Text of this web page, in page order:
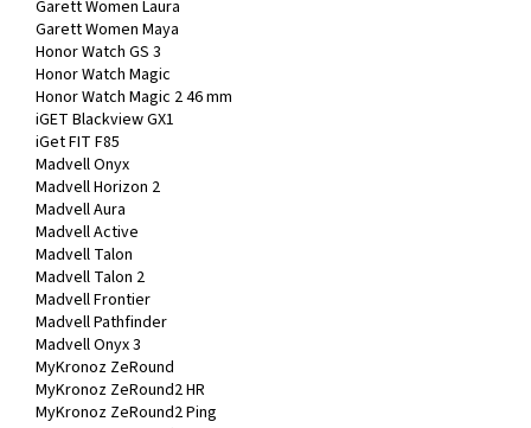
Garett Women Laura
Garett Women Maya
Honor Watch GS 3
Honor Watch Magic
Honor Watch Magic 2 46 mm
iGET Blackview GX1
iGet FIT F85
Madvell Onyx
Madvell Horizon 2
Madvell Aura
Madvell Active
Madvell Talon
Madvell Talon 2
Madvell Frontier
Madvell Pathfinder
Madvell Onyx 3
MyKronoz ZeRound
MyKronoz ZeRound2 HR
MyKronoz ZeRound2 Ping